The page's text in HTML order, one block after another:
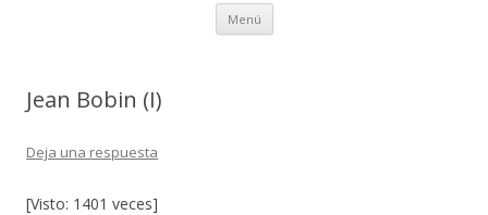
Menú Ir
contenido
Jean Bobin (I)
Deja una respuesta
[Visto: 1401 veces]